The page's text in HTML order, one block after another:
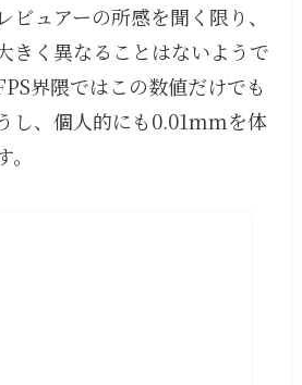
ュアーの所感を聞く限り、
きく異なることはないようで
界隈ではこの数値だけでも
し、個人的にも0.01mmを体